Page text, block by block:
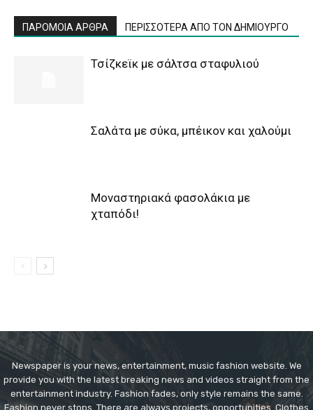
ΠΑΡΟΜΟΙΑ ΑΡΘΡΑ ΠΕΡΙΣΣΟΤΕΡΑ ΑΠΟ ΤΟΝ ΔΗΜΙΟΥΡΓΟ
Τσίζκεϊκ με σάλτσα σταφυλιού
Σαλάτα με σύκα, μπέικον και χαλούμι
Μοναστηριακά φασολάκια με
χταπόδι!
Newspaper is your news, entertainment, music fashion website. We
provide you with the latest breaking news and videos straight from the
entertainment industry. Fashion fades, only style remains the same.
Fashion never stops. There are always projects, opportunities. Clothes